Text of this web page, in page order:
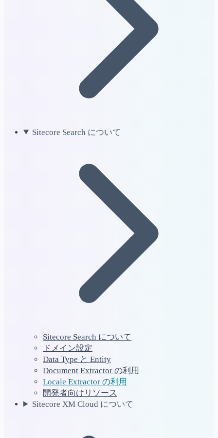
Sitecore Search について
Sitecore Search について
ドメイン設定
Data Type と Entity
Document Extractor の利用
Locale Extractor の利用
開発者向けリソース
Sitecore XM Cloud について